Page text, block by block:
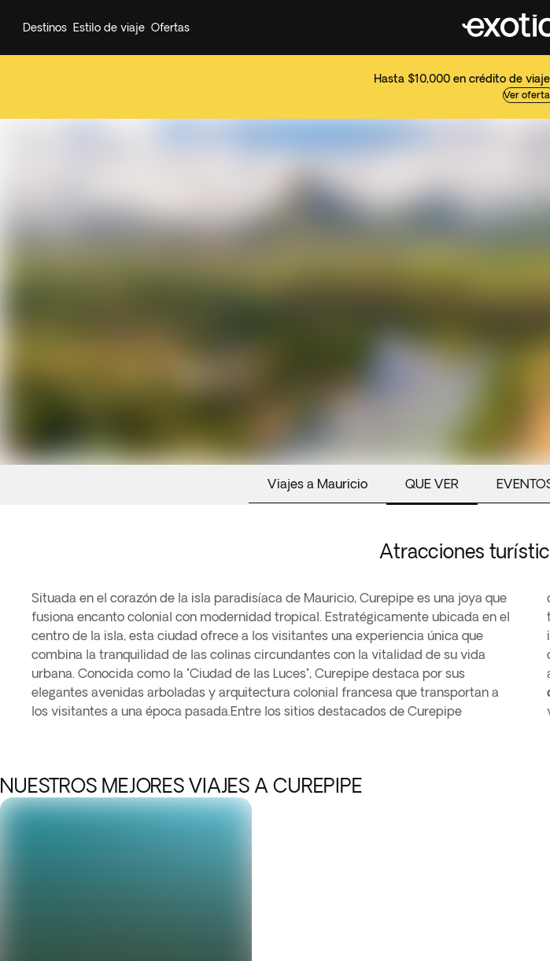
Hasta $10,000 en crédito de
Ver
Destinos Estilo de viaje Ofertas
Viajes a Mauricio QUE VER
Atracciones
Situada en el corazón de la isla paradisíaca de Mauricio, Curepipe es una joya que
fusiona encanto colonial con modernidad tropical. Estratégicamente ubicada en el
centro de la isla, esta ciudad ofrece a los visitantes una experiencia única que
combina la tranquilidad de las colinas circundantes con la vitalidad de su vida
urbana. Conocida como la "Ciudad de las Luces", Curepipe destaca por sus
elegantes avenidas arboladas y arquitectura colonial francesa que transportan a
los visitantes a una época pasada.Entre los sitios destacados de Curepipe
NUESTROS MEJORES VIAJES A CUREPIPE